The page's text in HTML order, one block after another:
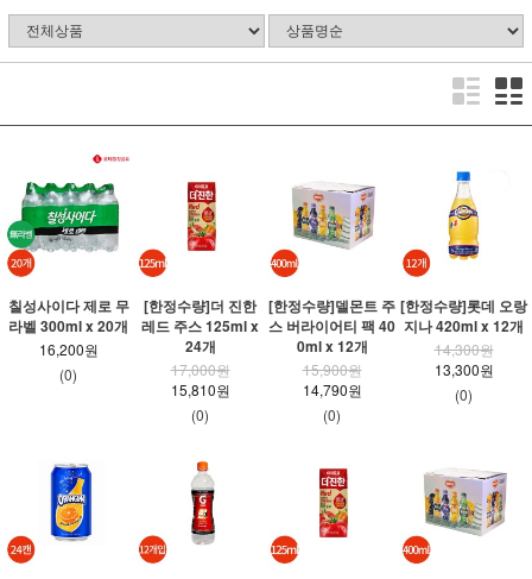
칠성사이다 제로 무
라벨 300ml x 20개
16,200원
(0)
[한정수량]더 진한
레드 주스 125ml x
24개
17,000원
15,810원
(0)
[한정수량]델몬트 주
스 버라이어티 팩 40
0ml x 12개
15,900원
14,790원
(0)
[한정수량]롯데 오랑
지나 420ml x 12개
14,300원
13,300원
(0)